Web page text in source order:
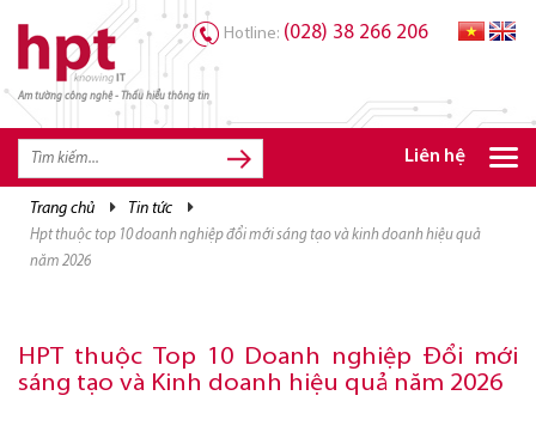
Am tường công nghệ - Thấu hiểu thông tin
Hotline: (028) 38 266 206
Liên hệ
trang chủ tin tức
hpt thuộc top 10 doanh nghiệp đổi mới sáng tạo và kinh doanh hiệu quả
năm 2026
HPT thuộc Top 10 Doanh nghiệp Đổi mới
sáng tạo và Kinh doanh hiệu quả năm 2026
TRANG CHỦ
TRANG CHỦ
GIẢI PHÁP
CƠ HỘI NGHỀ NGHIỆP